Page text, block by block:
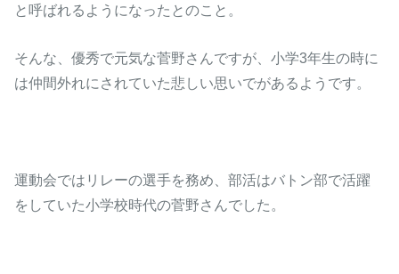
と呼ばれるようになったとのこと。
そんな、優秀で元気な菅野さんですが、小学3年生の時に
は仲間外れにされていた悲しい思いでがあるようです。
運動会ではリレーの選手を務め、部活はバトン部で活躍
をしていた小学校時代の菅野さんでした。